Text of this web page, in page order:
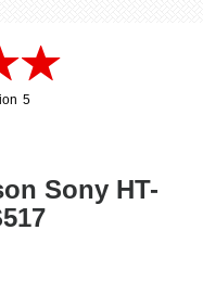
5
Sony HT-